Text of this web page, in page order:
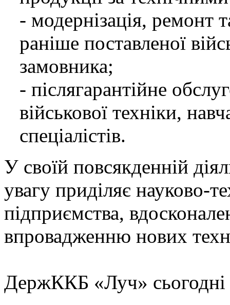
- модернізація, ремонт
раніше поставленої
замовника;
- післягарантійне
військової техніки,
спеціалістів.
У своїй повсякденній
увагу приділяє науково-
підприємства,
впровадженню нових
ДержККБ «Луч» сьогодні